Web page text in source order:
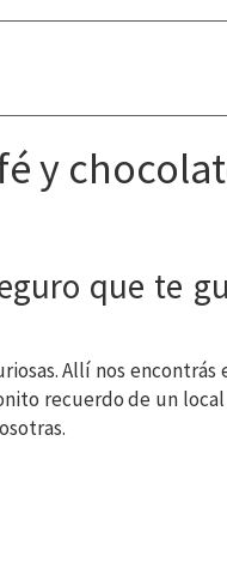
y
que te
Allí nos encontrás
recuerdo de un